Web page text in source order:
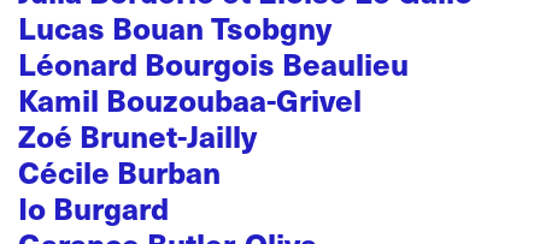
Lucas Bouan Tsobgny
Léonard Bourgois Beaulieu
Kamil Bouzoubaa-Grivel
Zoé Brunet-Jailly
Cécile Burban
Io Burgard